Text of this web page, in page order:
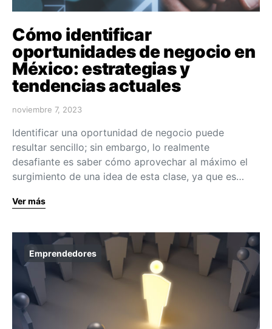
Cómo identificar
oportunidades de negocio en
México: estrategias y
tendencias actuales
noviembre 7, 2023
Identificar una oportunidad de negocio puede
resultar sencillo; sin embargo, lo realmente
desafiante es saber cómo aprovechar al máximo el
surgimiento de una idea de esta clase, ya que es…
Ver más
Emprendedores